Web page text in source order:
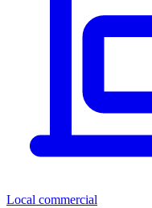
Local commercial